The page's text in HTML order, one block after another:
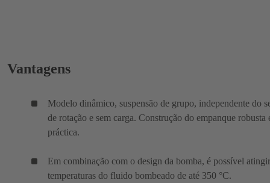
Vantagens
Modelo dinâmico, suspensão de grupo, independente do
de rotação e sem carga. Construção do empanque robusta
práctica.
Em combinação com o design da bomba, é possível atingir
temperaturas do fluido bombeado de até 350 °C.